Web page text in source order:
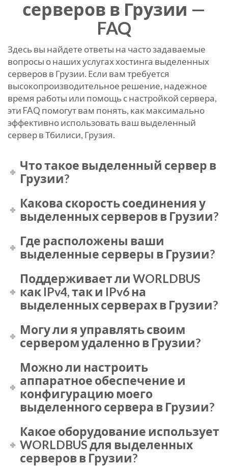
серверов в Грузии —
FAQ
Здесь вы найдете ответы на часто задаваемые
вопросы о наших услугах хостинга выделенных
серверов в Грузии. Если вам требуется
высокопроизводительное решение, надежное
время работы или помощь с настройкой сервера,
эти FAQ помогут вам понять, как максимально
эффективно использовать ваш выделенный
сервер в Тбилиси, Грузия.
Что такое выделенный сервер в
Грузии?
Какова скорость соединения у
выделенных серверов в Грузии?
Где расположены ваши
выделенные серверы в Грузии?
Поддерживает ли WORLDBUS
как IPv4, так и IPv6 на
выделенных серверах в Грузии?
Могу ли я управлять своим
сервером удаленно в Грузии?
Можно ли настроить
аппаратное обеспечение и
конфигурацию моего
выделенного сервера в Грузии?
Какое оборудование использует
WORLDBUS для выделенных
серверов в Грузии?